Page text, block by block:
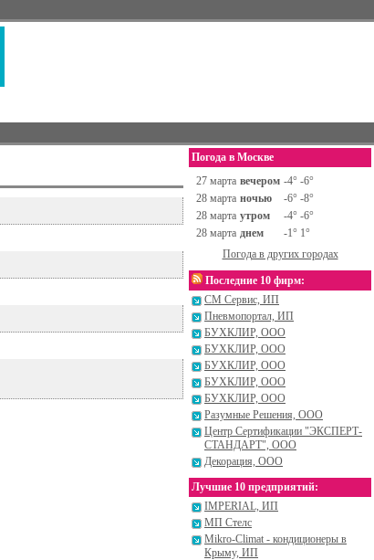
Погода в Москве
27 марта вечером -4° -6°
28 марта ночью
-6° -8°
28 марта утром
-4° -6°
28 марта днем
-1° 1°
Погода в других городах
Последние 10 фирм:
СМ Сервис, ИП
Пневмопортал, ИП
БУХКЛИР, ООО
БУХКЛИР, ООО
БУХКЛИР, ООО
БУХКЛИР, ООО
БУХКЛИР, ООО
Разумные Решения, ООО
Центр Сертификации "ЭКСПЕРТ-
СТАНДАРТ", ООО
Декорация, ООО
Лучшие 10 предприятий:
IMPERIAL, ИП
МП Стелс
Mikro-Climat - кондиционеры в
Крыму, ИП